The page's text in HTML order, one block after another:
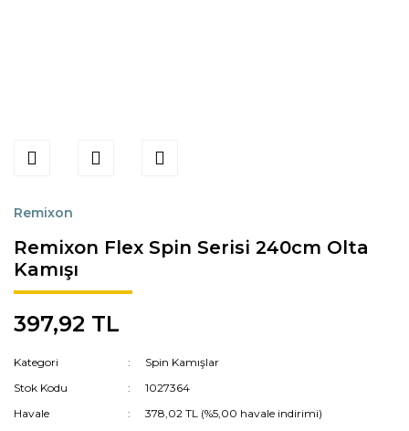
Remixon
Remixon Flex Spin Serisi 240cm Olta
Kamışı
397,92 TL
Kategori
Spin Kamışlar
Stok Kodu
1027364
Havale
378,02 TL (%5,00 havale indirimi)